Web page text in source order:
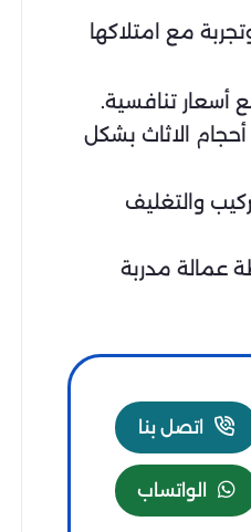
مع امتلاكها
تنافسية.
الاثاث بشكل
والتغليف
بعد الآن، فمعنا ستحصل على خدمة مضمونة موثوقة 100% بواسطة عمالة مدربة
اتصل بنا
الواتساب